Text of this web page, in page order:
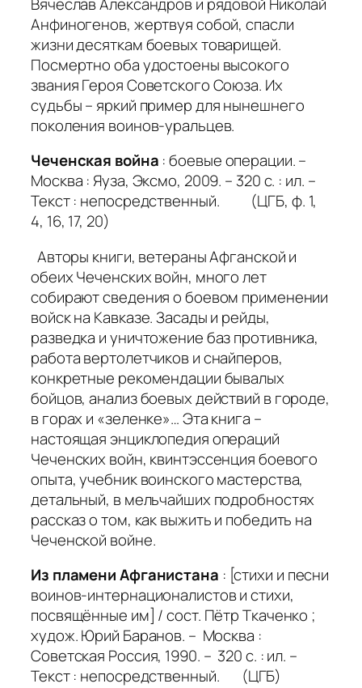
Анфиногенов, жертвуя собой, спасли
жизни десяткам боевых товарищей.
Посмертно оба удостоены высокого
звания Героя Советского Союза. Их
судьбы – яркий пример для нынешнего
поколения воинов-уральцев.
Чеченская война : боевые операции. –
Москва : Яуза, Эксмо, 2009. – 320 с. : ил. –
Текст : непосредственный. (ЦГБ, ф. 1,
4, 16, 17, 20)
Авторы книги, ветераны Афганской и
обеих Чеченских войн, много лет
собирают сведения о боевом применении
войск на Кавказе. Засады и рейды,
разведка и уничтожение баз противника,
работа вертолетчиков и снайперов,
конкретные рекомендации бывалых
бойцов, анализ боевых действий в городе,
в горах и «зеленке»… Эта книга –
настоящая энциклопедия операций
Чеченских войн, квинтэссенция боевого
опыта, учебник воинского мастерства,
детальный, в мельчайших подробностях
рассказ о том, как выжить и победить на
Чеченской войне.
Из пламени Афганистана : [стихи и песни
воинов-интернационалистов и стихи,
посвящённые им] / сост. Пётр Ткаченко ;
худож. Юрий Баранов. – Москва :
Советская Россия, 1990. – 320 с. : ил. –
Текст : непосредственный. (ЦГБ)